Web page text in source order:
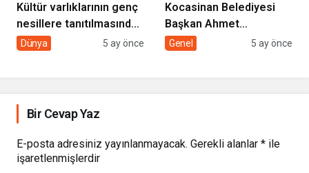
Kültür varlıklarının genç
nesillere tanıtılmasında
sivil toplumun rolü
Dünya 5 ay önce
Kocasinan Belediyesi
Başkan Ahmet
Çolakbayrakdar ile
Genel 5 ay önce
Bir Cevap Yaz
E-posta adresiniz yayınlanmayacak. Gerekli alanlar * ile
işaretlenmişlerdir